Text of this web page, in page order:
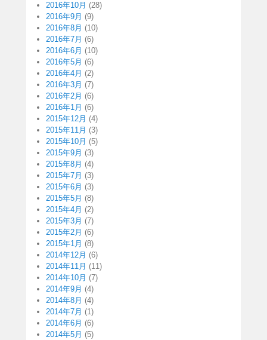
2016年10月 (28)
2016年9月 (9)
2016年8月 (10)
2016年7月 (6)
2016年6月 (10)
2016年5月 (6)
2016年4月 (2)
2016年3月 (7)
2016年2月 (6)
2016年1月 (6)
2015年12月 (4)
2015年11月 (3)
2015年10月 (5)
2015年9月 (3)
2015年8月 (4)
2015年7月 (3)
2015年6月 (3)
2015年5月 (8)
2015年4月 (2)
2015年3月 (7)
2015年2月 (6)
2015年1月 (8)
2014年12月 (6)
2014年11月 (11)
2014年10月 (7)
2014年9月 (4)
2014年8月 (4)
2014年7月 (1)
2014年6月 (6)
2014年5月 (5)